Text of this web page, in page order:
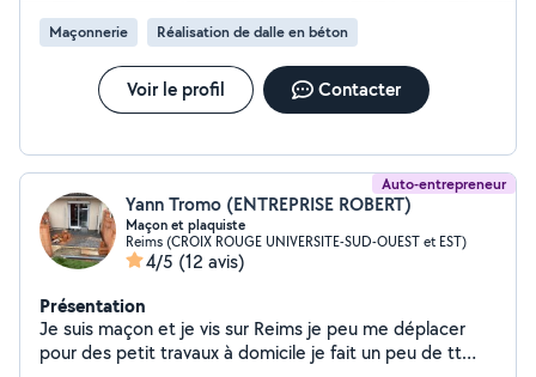
Maçonnerie Réalisation de dalle en béton
Voir le profil Contacter
Auto-entrepreneur
Yann Tromo (ENTREPRISE ROBERT)
Maçon et plaquiste
Reims (CROIX ROUGE UNIVERSITE-SUD-OUEST et EST)
4/5 (12 avis)
Présentation
Je suis maçon et je vis sur Reims je peu me déplacer
pour des petit travaux à domicile je fait un peu de tt